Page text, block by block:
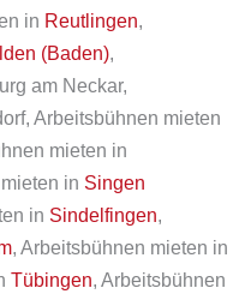
in Reutlingen,
(Baden),
am Neckar,
Arbeitsbühnen mieten
mieten in
in Singen
in Sindelfingen,
, Arbeitsbühnen mieten in
Tübingen, Arbeitsbühnen